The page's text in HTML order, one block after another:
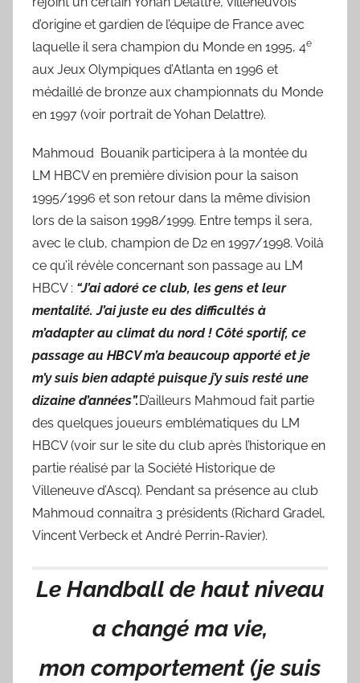
d’origine et gardien de l’équipe de France avec
laquelle il sera champion du Monde en 1995, 4e
aux Jeux Olympiques d’Atlanta en 1996 et
médaillé de bronze aux championnats du Monde
en 1997 (voir portrait de Yohan Delattre).
Mahmoud Bouanik participera à la montée du
LM HBCV en première division pour la saison
1995/1996 et son retour dans la même division
lors de la saison 1998/1999. Entre temps il sera,
avec le club, champion de D2 en 1997/1998. Voilà
ce qu’il révèle concernant son passage au LM
HBCV : “J’ai adoré ce club, les gens et leur
mentalité. J’ai juste eu des difficultés à
m’adapter au climat du nord ! Côté sportif, ce
passage au HBCV m’a beaucoup apporté et je
m’y suis bien adapté puisque j’y suis resté une
dizaine d’années”.D’ailleurs Mahmoud fait partie
des quelques joueurs emblématiques du LM
HBCV (voir sur le site du club après l’historique en
partie réalisé par la Société Historique de
Villeneuve d’Ascq). Pendant sa présence au club
Mahmoud connaitra 3 présidents (Richard Gradel,
Vincent Verbeck et André Perrin-Ravier).
Le Handball de haut niveau
a changé ma vie,
mon comportement (je suis